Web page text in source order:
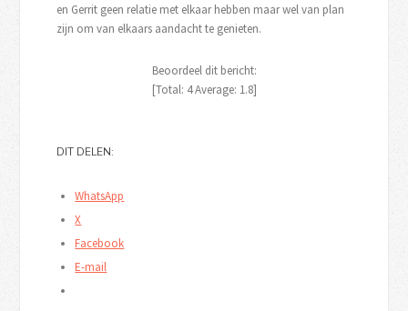
en Gerrit geen relatie met elkaar hebben maar wel van plan
zijn om van elkaars aandacht te genieten.
Beoordeel dit bericht:
[Total: 4Average: 1.8]
DIT DELEN:
WhatsApp
X
Facebook
E-mail